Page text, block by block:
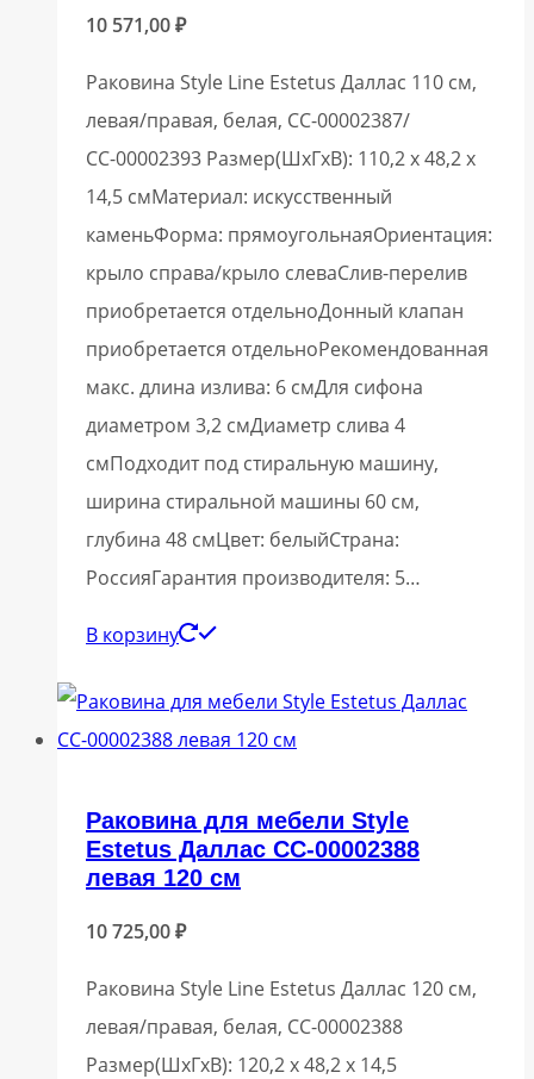
10 571,00₽
Раковина Style Line Estetus Даллас 110 см,
левая/правая, белая, СС-00002387/
СС-00002393 Размер(ШхГхВ): 110,2 х 48,2 х
14,5 смМатериал: искусственный
каменьФорма: прямоугольнаяОриентация:
крыло справа/крыло слеваСлив-перелив
приобретается отдельноДонный клапан
приобретается отдельноРекомендованная
макс. длина излива: 6 смДля сифона
диаметром 3,2 смДиаметр слива 4
смПодходит под стиральную машину,
ширина стиральной машины 60 см,
глубина 48 смЦвет: белыйСтрана:
РоссияГарантия производителя: 5…
В корзину
Раковина для мебели Style
Estetus Даллас СС-00002388
левая 120 см
10 725,00₽
Раковина Style Line Estetus Даллас 120 см,
левая/правая, белая, СС-00002388
Размер(ШхГхВ): 120,2 х 48,2 х 14,5